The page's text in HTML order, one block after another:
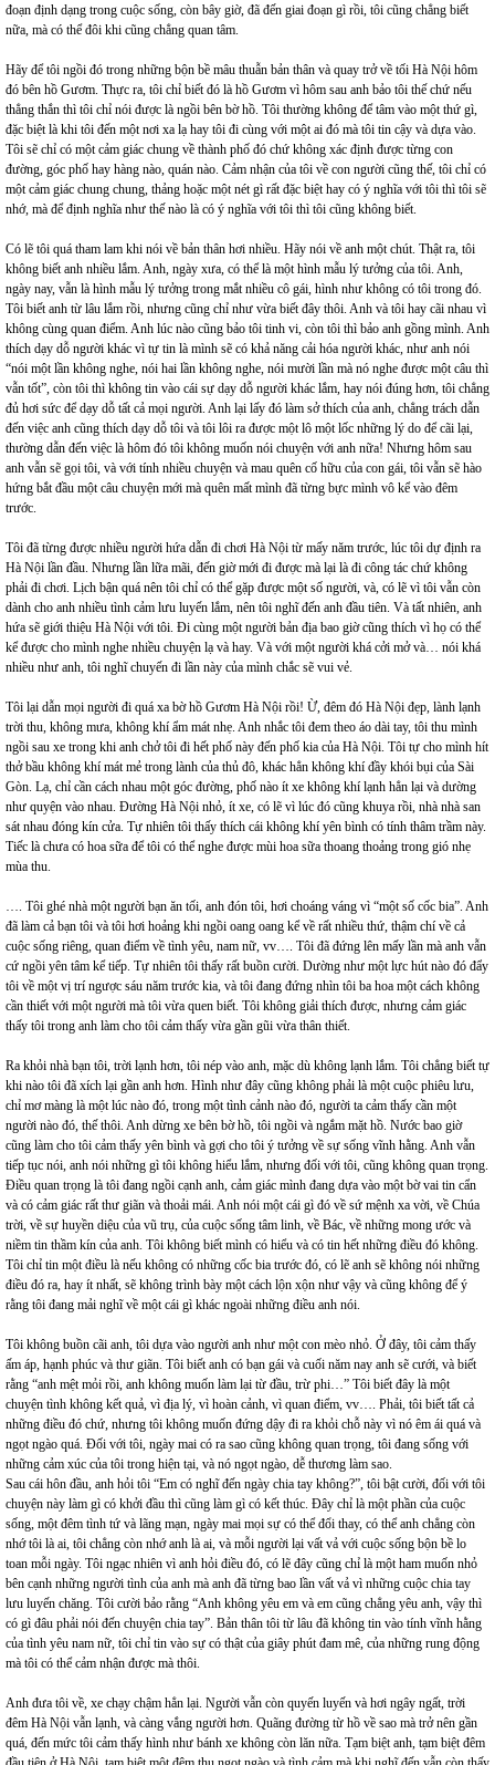
đoạn định dạng trong cuộc sống, còn bây giờ, đã đến giai đoạn gì rồi, tôi cũng chẳng biết
nữa, mà có thể đôi khi cũng chẳng quan tâm.
Hãy để tôi ngồi đó trong những bộn bề mâu thuẫn bản thân và quay trở về tối Hà Nội hôm
đó bên hồ Gươm. Thực ra, tôi chỉ biết đó là hồ Gươm vì hôm sau anh bảo tôi thế chứ nếu
thẳng thắn thì tôi chỉ nói được là ngồi bên bờ hồ. Tôi thường không để tâm vào một thứ gì,
đặc biệt là khi tôi đến một nơi xa lạ hay tôi đi cùng với một ai đó mà tôi tin cậy và dựa vào.
Tôi sẽ chỉ có một cảm giác chung về thành phố đó chứ không xác định được từng con
đường, góc phố hay hàng nào, quán nào. Cảm nhận của tôi về con người cũng thế, tôi chỉ có
một cảm giác chung chung, thảng hoặc một nét gì rất đặc biệt hay có ý nghĩa với tôi thì tôi sẽ
nhớ, mà để định nghĩa như thế nào là có ý nghĩa với tôi thì tôi cũng không biết.
Có lẽ tôi quá tham lam khi nói về bản thân hơi nhiều. Hãy nói về anh một chút. Thật ra, tôi
không biết anh nhiều lắm. Anh, ngày xưa, có thể là một hình mẫu lý tưởng của tôi. Anh,
ngày nay, vẫn là hình mẫu lý tưởng trong mắt nhiều cô gái, hình như không có tôi trong đó.
Tôi biết anh từ lâu lắm rồi, nhưng cũng chỉ như vừa biết đây thôi. Anh và tôi hay cãi nhau vì
không cùng quan điểm. Anh lúc nào cũng bảo tôi tinh vi, còn tôi thì bảo anh gồng mình. Anh
thích dạy dỗ người khác vì tự tin là mình sẽ có khả năng cải hóa người khác, như anh nói
“nói một lần không nghe, nói hai lần không nghe, nói mười lần mà nó nghe được một câu thì
vẫn tốt”, còn tôi thì không tin vào cái sự dạy dỗ người khác lắm, hay nói đúng hơn, tôi chẳng
đủ hơi sức để dạy dỗ tất cả mọi người. Anh lại lấy đó làm sở thích của anh, chẳng trách dẫn
đến việc anh cũng thích dạy dỗ tôi và tôi lôi ra được một lô một lốc những lý do để cãi lại,
thường dẫn đến việc là hôm đó tôi không muốn nói chuyện với anh nữa! Nhưng hôm sau
anh vẫn sẽ gọi tôi, và với tính nhiều chuyện và mau quên cố hữu của con gái, tôi vẫn sẽ hào
hứng bắt đầu một câu chuyện mới mà quên mất mình đã từng bực mình vô kể vào đêm
trước.
Tôi đã từng được nhiều người hứa dẫn đi chơi Hà Nội từ mấy năm trước, lúc tôi dự định ra
Hà Nội lần đầu. Nhưng lần lữa mãi, đến giờ mới đi được mà lại là đi công tác chứ không
phải đi chơi. Lịch bận quá nên tôi chỉ có thể gặp được một số người, và, có lẽ vì tôi vẫn còn
dành cho anh nhiều tình cảm lưu luyến lắm, nên tôi nghĩ đến anh đầu tiên. Và tất nhiên, anh
hứa sẽ giới thiệu Hà Nội với tôi. Đi cùng một người bản địa bao giờ cũng thích vì họ có thể
kể được cho mình nghe nhiều chuyện lạ và hay. Và với một người khá cởi mở và… nói khá
nhiều như anh, tôi nghĩ chuyến đi lần này của mình chắc sẽ vui vẻ.
Tôi lại dẫn mọi người đi quá xa bờ hồ Gươm Hà Nội rồi! Ừ, đêm đó Hà Nội đẹp, lành lạnh
trời thu, không mưa, không khí ẩm mát nhẹ. Anh nhắc tôi đem theo áo dài tay, tôi thu mình
ngồi sau xe trong khi anh chở tôi đi hết phố này đến phố kia của Hà Nội. Tôi tự cho mình hít
thở bầu không khí mát mẻ trong lành của thủ đô, khác hẳn không khí đầy khói bụi của Sài
Gòn. Lạ, chỉ cần cách nhau một góc đường, phố nào ít xe không khí lạnh hẳn lại và dường
như quyện vào nhau. Đường Hà Nội nhỏ, ít xe, có lẽ vì lúc đó cũng khuya rồi, nhà nhà san
sát nhau đóng kín cửa. Tự nhiên tôi thấy thích cái không khí yên bình có tính thâm trầm này.
Tiếc là chưa có hoa sữa để tôi có thể nghe được mùi hoa sữa thoang thoảng trong gió nhẹ
mùa thu.
…. Tôi ghé nhà một người bạn ăn tối, anh đón tôi, hơi choáng váng vì “một số cốc bia”. Anh
đã làm cả bạn tôi và tôi hơi hoảng khi ngồi oang oang kể về rất nhiều thứ, thậm chí về cả
cuộc sống riêng, quan điểm về tình yêu, nam nữ, vv…. Tôi đã đứng lên mấy lần mà anh vẫn
cứ ngồi yên tâm kể tiếp. Tự nhiên tôi thấy rất buồn cười. Dường như một lực hút nào đó đẩy
tôi về một vị trí ngược sáu năm trước kia, và tôi đang đứng nhìn tôi ba hoa một cách không
cần thiết với một người mà tôi vừa quen biết. Tôi không giải thích được, nhưng cảm giác
thấy tôi trong anh làm cho tôi cảm thấy vừa gần gũi vừa thân thiết.
Ra khỏi nhà bạn tôi, trời lạnh hơn, tôi nép vào anh, mặc dù không lạnh lắm. Tôi chẳng biết tự
khi nào tôi đã xích lại gần anh hơn. Hình như đây cũng không phải là một cuộc phiêu lưu,
chỉ mơ màng là một lúc nào đó, trong một tình cảnh nào đó, người ta cảm thấy cần một
người nào đó, thế thôi. Anh dừng xe bên bờ hồ, tôi ngồi và ngắm mặt hồ. Nước bao giờ
cũng làm cho tôi cảm thấy yên bình và gợi cho tôi ý tưởng về sự sống vĩnh hằng. Anh vẫn
tiếp tục nói, anh nói những gì tôi không hiểu lắm, nhưng đối với tôi, cũng không quan trọng.
Điều quan trọng là tôi đang ngồi cạnh anh, cảm giác mình đang dựa vào một bờ vai tin cẩn
và có cảm giác rất thư giãn và thoải mái. Anh nói một cái gì đó về sứ mệnh xa vời, về Chúa
trời, về sự huyền diệu của vũ trụ, của cuộc sống tâm linh, về Bác, về những mong ước và
niềm tin thầm kín của anh. Tôi không biết mình có hiểu và có tin hết những điều đó không.
Tôi chỉ tin một điều là nếu không có những cốc bia trước đó, có lẽ anh sẽ không nói những
điều đó ra, hay ít nhất, sẽ không trình bày một cách lộn xộn như vậy và cũng không để ý
rằng tôi đang mải nghĩ về một cái gì khác ngoài những điều anh nói.
Tôi không buồn cãi anh, tôi dựa vào người anh như một con mèo nhỏ. Ở đây, tôi cảm thấy
ấm áp, hạnh phúc và thư giãn. Tôi biết anh có bạn gái và cuối năm nay anh sẽ cưới, và biết
rằng “anh mệt mỏi rồi, anh không muốn làm lại từ đầu, trừ phi…” Tôi biết đây là một
chuyện tình không kết quả, vì địa lý, vì hoàn cảnh, vì quan điểm, vv…. Phải, tôi biết tất cả
những điều đó chứ, nhưng tôi không muốn đứng dậy đi ra khỏi chỗ này vì nó êm ái quá và
ngọt ngào quá. Đối với tôi, ngày mai có ra sao cũng không quan trọng, tôi đang sống với
những cảm xúc của tôi trong hiện tại, và nó ngọt ngào, dễ thương làm sao.
Sau cái hôn đầu, anh hỏi tôi “Em có nghĩ đến ngày chia tay không?”, tôi bật cười, đối với tôi
chuyện này làm gì có khởi đầu thì cũng làm gì có kết thúc. Đây chỉ là một phần của cuộc
sống, một đêm tình tứ và lãng mạn, ngày mai mọi sự có thể đổi thay, có thể anh chẳng còn
nhớ tôi là ai, tôi chẳng còn nhớ anh là ai, và mỗi người lại vất vả với cuộc sống bộn bề lo
toan mỗi ngày. Tôi ngạc nhiên vì anh hỏi điều đó, có lẽ đây cũng chỉ là một ham muốn nhỏ
bên cạnh những người tình của anh mà anh đã từng bao lần vất vả vì những cuộc chia tay
lưu luyến chăng. Tôi cười bảo rằng “Anh không yêu em và em cũng chẳng yêu anh, vậy thì
có gì đâu phải nói đến chuyện chia tay”. Bản thân tôi từ lâu đã không tin vào tính vĩnh hằng
của tình yêu nam nữ, tôi chỉ tin vào sự có thật của giây phút đam mê, của những rung động
mà tôi có thể cảm nhận được mà thôi.
Anh đưa tôi về, xe chạy chậm hẳn lại. Người vẫn còn quyến luyến và hơi ngây ngất, trời
đêm Hà Nội vẫn lạnh, và càng vắng người hơn. Quãng đường từ hồ về sao mà trở nên gần
quá, đến mức tôi cảm thấy hình như bánh xe không còn lăn nữa. Tạm biệt anh, tạm biệt đêm